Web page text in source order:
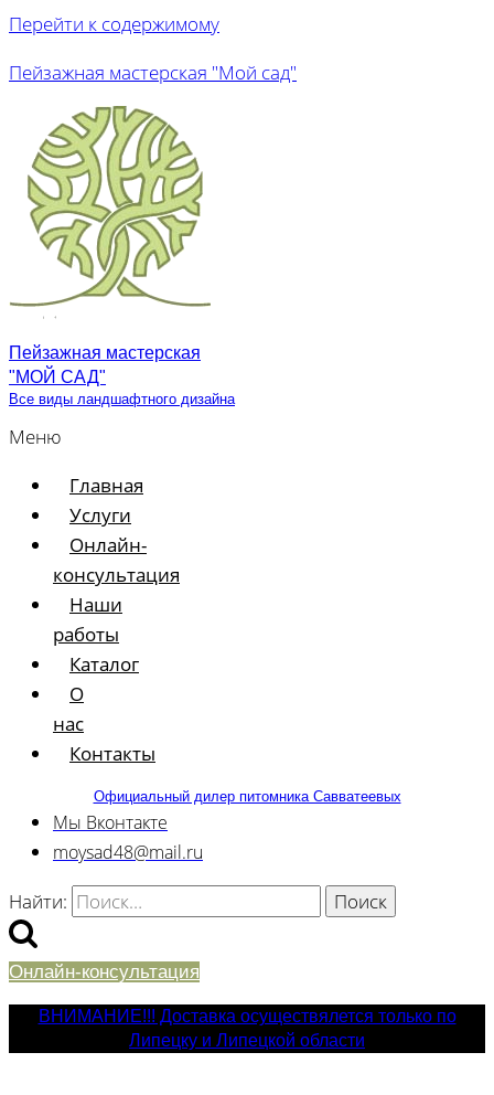
Перейти к содержимому
Пейзажная мастерская "Мой сад"
Пейзажная мастерская
"МОЙ САД"
Все виды ландшафтного дизайна
Меню
Главная
Услуги
Онлайн-
консультация
Наши
работы
Каталог
О
нас
Контакты
Официальный дилер питомника Савватеевых
Мы Вконтакте
moysad48@mail.ru
Найти:
Онлайн-консультация
ВНИМАНИЕ!!! Доставка осуществялется только по
Липецку и Липецкой области